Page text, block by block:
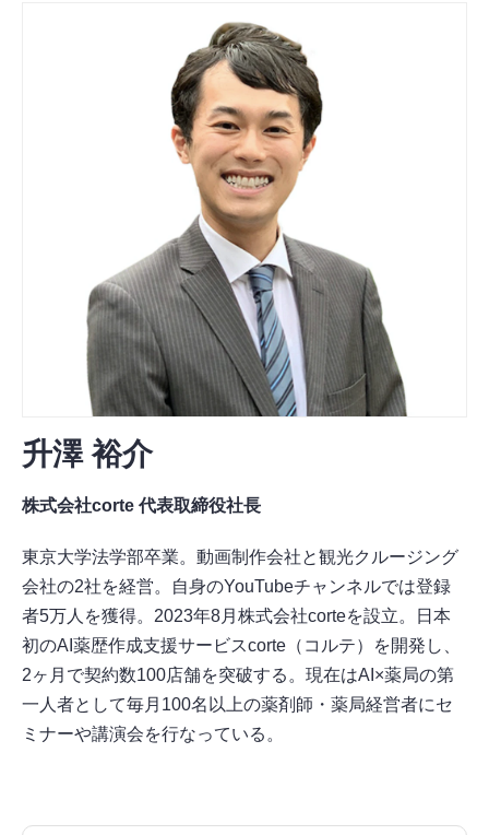
升澤 裕介
株式会社corte 代表取締役社長
東京大学法学部卒業。動画制作会社と観光クルージング
会社の2社を経営。自身のYouTubeチャンネルでは登録
者5万人を獲得。2023年8月株式会社corteを設立。日本
初のAI薬歴作成支援サービスcorte（コルテ）を開発し、
2ヶ月で契約数100店舗を突破する。現在はAI×薬局の第
一人者として毎月100名以上の薬剤師・薬局経営者にセ
ミナーや講演会を行なっている。